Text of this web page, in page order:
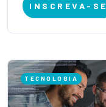
INSCREVA-SE
TECNOLOGIA